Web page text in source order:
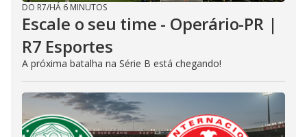
DO R7/HÁ 6 MINUTOS
Escale o seu time - Operário-PR |
R7 Esportes
A próxima batalha na Série B está chegando!